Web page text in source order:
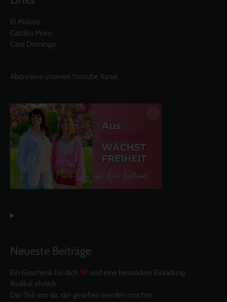
El Molino
Castillo Moro
Casa Domingo
Abonniere unseren Youtube Kanal
Neueste Beiträge
Ein Geschenk für dich
und eine besondere Einladung
Radikal ehrlich
Der Teil von dir, der gesehen werden möchte